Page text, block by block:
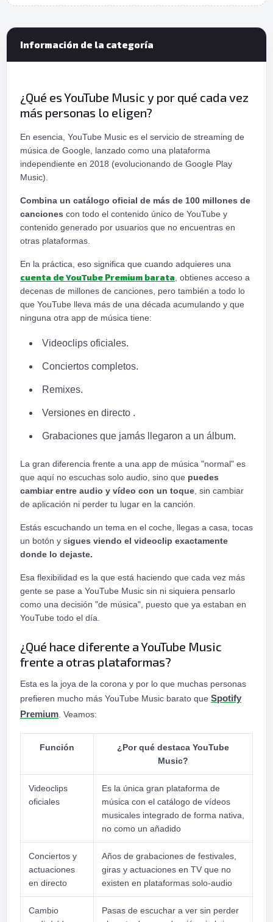
Información de la categoría
¿Qué es YouTube Music y por qué cada vez
más personas lo eligen?
En esencia, YouTube Music es el servicio de streaming de
música de Google, lanzado como una plataforma
independiente en 2018 (evolucionando de Google Play
Music).
Combina un catálogo oficial de más de 100 millones de
canciones con todo el contenido único de YouTube y
contenido generado por usuarios que no encuentras en
otras plataformas.
En la práctica, eso significa que cuando adquieres una
cuenta de YouTube Premium barata , obtienes acceso a
decenas de millones de canciones, pero también a todo lo
que YouTube lleva más de una década acumulando y que
ninguna otra app de música tiene:
Videoclips oficiales.
Conciertos completos.
Remixes.
Versiones en directo .
Grabaciones que jamás llegaron a un álbum.
La gran diferencia frente a una app de música "normal" es
que aquí no escuchas solo audio, sino que puedes
cambiar entre audio y vídeo con un toque , sin cambiar
de aplicación ni perder tu lugar en la canción.
Estás escuchando un tema en el coche, llegas a casa, tocas
un botón y sigues viendo el videoclip exactamente
donde lo dejaste.
Esa flexibilidad es la que está haciendo que cada vez más
gente se pase a YouTube Music sin ni siquiera pensarlo
como una decisión "de música", puesto que ya estaban en
YouTube todo el día.
¿Qué hace diferente a YouTube Music
frente a otras plataformas?
Esta es la joya de la corona y por lo que muchas personas
prefieren mucho más YouTube Music barato que Spotify
Premium . Veamos:
Función
¿Por qué destaca YouTube
Music?
Videoclips
oficiales
Es la única gran plataforma de
música con el catálogo de vídeos
musicales integrado de forma nativa,
no como un añadido
Conciertos y
actuaciones
en directo
Años de grabaciones de festivales,
giras y actuaciones en TV que no
existen en plataformas solo-audio
Cambio
Pasas de escuchar a ver sin perder